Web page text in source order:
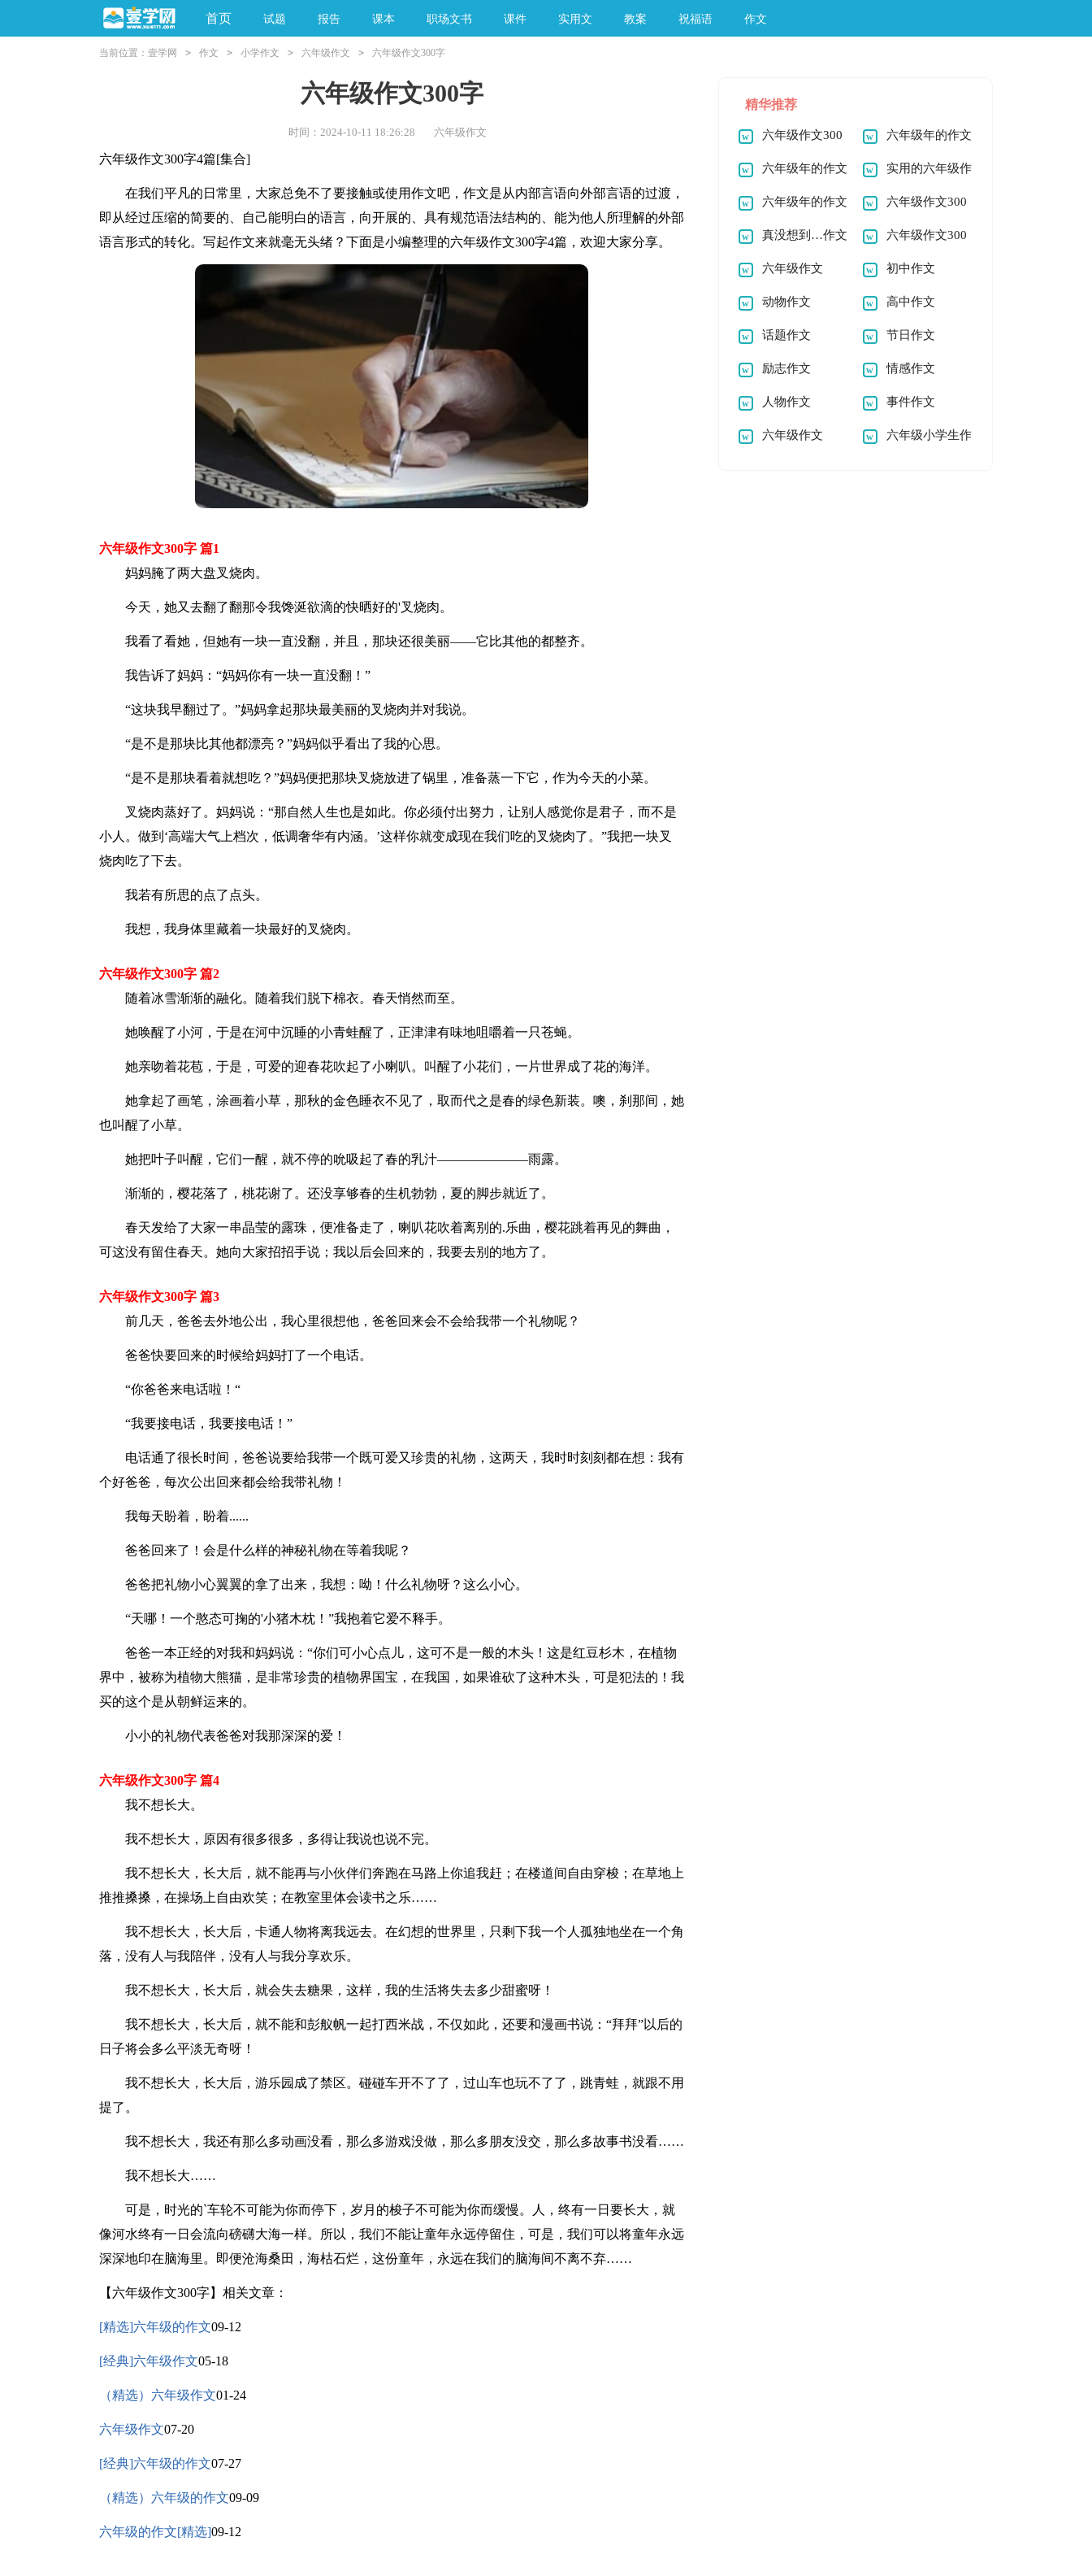
首页 试题 报告 课本 职场文书 课件 实用文 教案 祝福语 作文
阅读理解 亲子教育 手工素材
当前位置： 壹学网 > 作文 > 小学作文 > 六年级作文 > 六年级作文300字
六年级作文300字
时间：2024-10-11 18:26:28 六年级作文
六年级作文300字4篇[集合]
在我们平凡的日常里，大家总免不了要接触或使用作文吧，作文是从内部言语向外部言语的过渡，
即从经过压缩的简要的、自己能明白的语言，向开展的、具有规范语法结构的、能为他人所理解的外部
语言形式的转化。写起作文来就毫无头绪？下面是小编整理的六年级作文300字4篇，欢迎大家分享。
六年级作文300字 篇1
妈妈腌了两大盘叉烧肉。
今天，她又去翻了翻那令我馋涎欲滴的快晒好的'叉烧肉。
我看了看她，但她有一块一直没翻，并且，那块还很美丽——它比其他的都整齐。
我告诉了妈妈：“妈妈你有一块一直没翻！”
“这块我早翻过了。”妈妈拿起那块最美丽的叉烧肉并对我说。
“是不是那块比其他都漂亮？”妈妈似乎看出了我的心思。
“是不是那块看着就想吃？”妈妈便把那块叉烧放进了锅里，准备蒸一下它，作为今天的小菜。
叉烧肉蒸好了。妈妈说：“那自然人生也是如此。你必须付出努力，让别人感觉你是君子，而不是
小人。做到‘高端大气上档次，低调奢华有内涵。’这样你就变成现在我们吃的叉烧肉了。”我把一块叉
烧肉吃了下去。
我若有所思的点了点头。
我想，我身体里藏着一块最好的叉烧肉。
六年级作文300字 篇2
随着冰雪渐渐的融化。随着我们脱下棉衣。春天悄然而至。
她唤醒了小河，于是在河中沉睡的小青蛙醒了，正津津有味地咀嚼着一只苍蝇。
她亲吻着花苞，于是，可爱的迎春花吹起了小喇叭。叫醒了小花们，一片世界成了花的海洋。
她拿起了画笔，涂画着小草，那秋的金色睡衣不见了，取而代之是春的绿色新装。噢，刹那间，她
也叫醒了小草。
她把叶子叫醒，它们一醒，就不停的吮吸起了春的乳汁———————雨露。
渐渐的，樱花落了，桃花谢了。还没享够春的生机勃勃，夏的脚步就近了。
春天发给了大家一串晶莹的露珠，便准备走了，喇叭花吹着离别的.乐曲，樱花跳着再见的舞曲，
可这没有留住春天。她向大家招招手说；我以后会回来的，我要去别的地方了。
六年级作文300字 篇3
前几天，爸爸去外地公出，我心里很想他，爸爸回来会不会给我带一个礼物呢？
爸爸快要回来的时候给妈妈打了一个电话。
“你爸爸来电话啦！“
“我要接电话，我要接电话！”
电话通了很长时间，爸爸说要给我带一个既可爱又珍贵的礼物，这两天，我时时刻刻都在想：我有
个好爸爸，每次公出回来都会给我带礼物！
我每天盼着，盼着......
爸爸回来了！会是什么样的神秘礼物在等着我呢？
爸爸把礼物小心翼翼的拿了出来，我想：呦！什么礼物呀？这么小心。
“天哪！一个憨态可掬的'小猪木枕！”我抱着它爱不释手。
爸爸一本正经的对我和妈妈说：“你们可小心点儿，这可不是一般的木头！这是红豆杉木，在植物
界中，被称为植物大熊猫，是非常珍贵的植物界国宝，在我国，如果谁砍了这种木头，可是犯法的！我
买的这个是从朝鲜运来的。
小小的礼物代表爸爸对我那深深的爱！
六年级作文300字 篇4
我不想长大。
我不想长大，原因有很多很多，多得让我说也说不完。
我不想长大，长大后，就不能再与小伙伴们奔跑在马路上你追我赶；在楼道间自由穿梭；在草地上
推推搡搡，在操场上自由欢笑；在教室里体会读书之乐……
我不想长大，长大后，卡通人物将离我远去。在幻想的世界里，只剩下我一个人孤独地坐在一个角
落，没有人与我陪伴，没有人与我分享欢乐。
我不想长大，长大后，就会失去糖果，这样，我的生活将失去多少甜蜜呀！
我不想长大，长大后，就不能和彭舣帆一起打西米战，不仅如此，还要和漫画书说：“拜拜”以后的
日子将会多么平淡无奇呀！
我不想长大，长大后，游乐园成了禁区。碰碰车开不了了，过山车也玩不了了，跳青蛙，就跟不用
提了。
我不想长大，我还有那么多动画没看，那么多游戏没做，那么多朋友没交，那么多故事书没看……
我不想长大……
可是，时光的`车轮不可能为你而停下，岁月的梭子不可能为你而缓慢。人，终有一日要长大，就
像河水终有一日会流向磅礴大海一样。所以，我们不能让童年永远停留住，可是，我们可以将童年永远
深深地印在脑海里。即便沧海桑田，海枯石烂，这份童年，永远在我们的脑海间不离不弃……
【六年级作文300字】相关文章：
[精选]六年级的作文09-12
[经典]六年级作文05-18
（精选）六年级作文01-24
六年级作文07-20
[经典]六年级的作文07-27
（精选）六年级的作文09-09
六年级的作文[精选]09-12
精华推荐
六年级作文300
字
六年级年的作文
六年级年的作文 实用的六年级作
文300字
六年级年的作文 六年级作文300
字
真没想到…作文
六年级
六年级作文300
字
六年级作文 初中作文
动物作文 高中作文
话题作文 节日作文
励志作文 情感作文
人物作文 事件作文
六年级作文 六年级小学生作